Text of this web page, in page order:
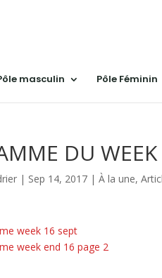
masculin Pôle Féminin
DU
| Sep 14, 2017 |À la une,